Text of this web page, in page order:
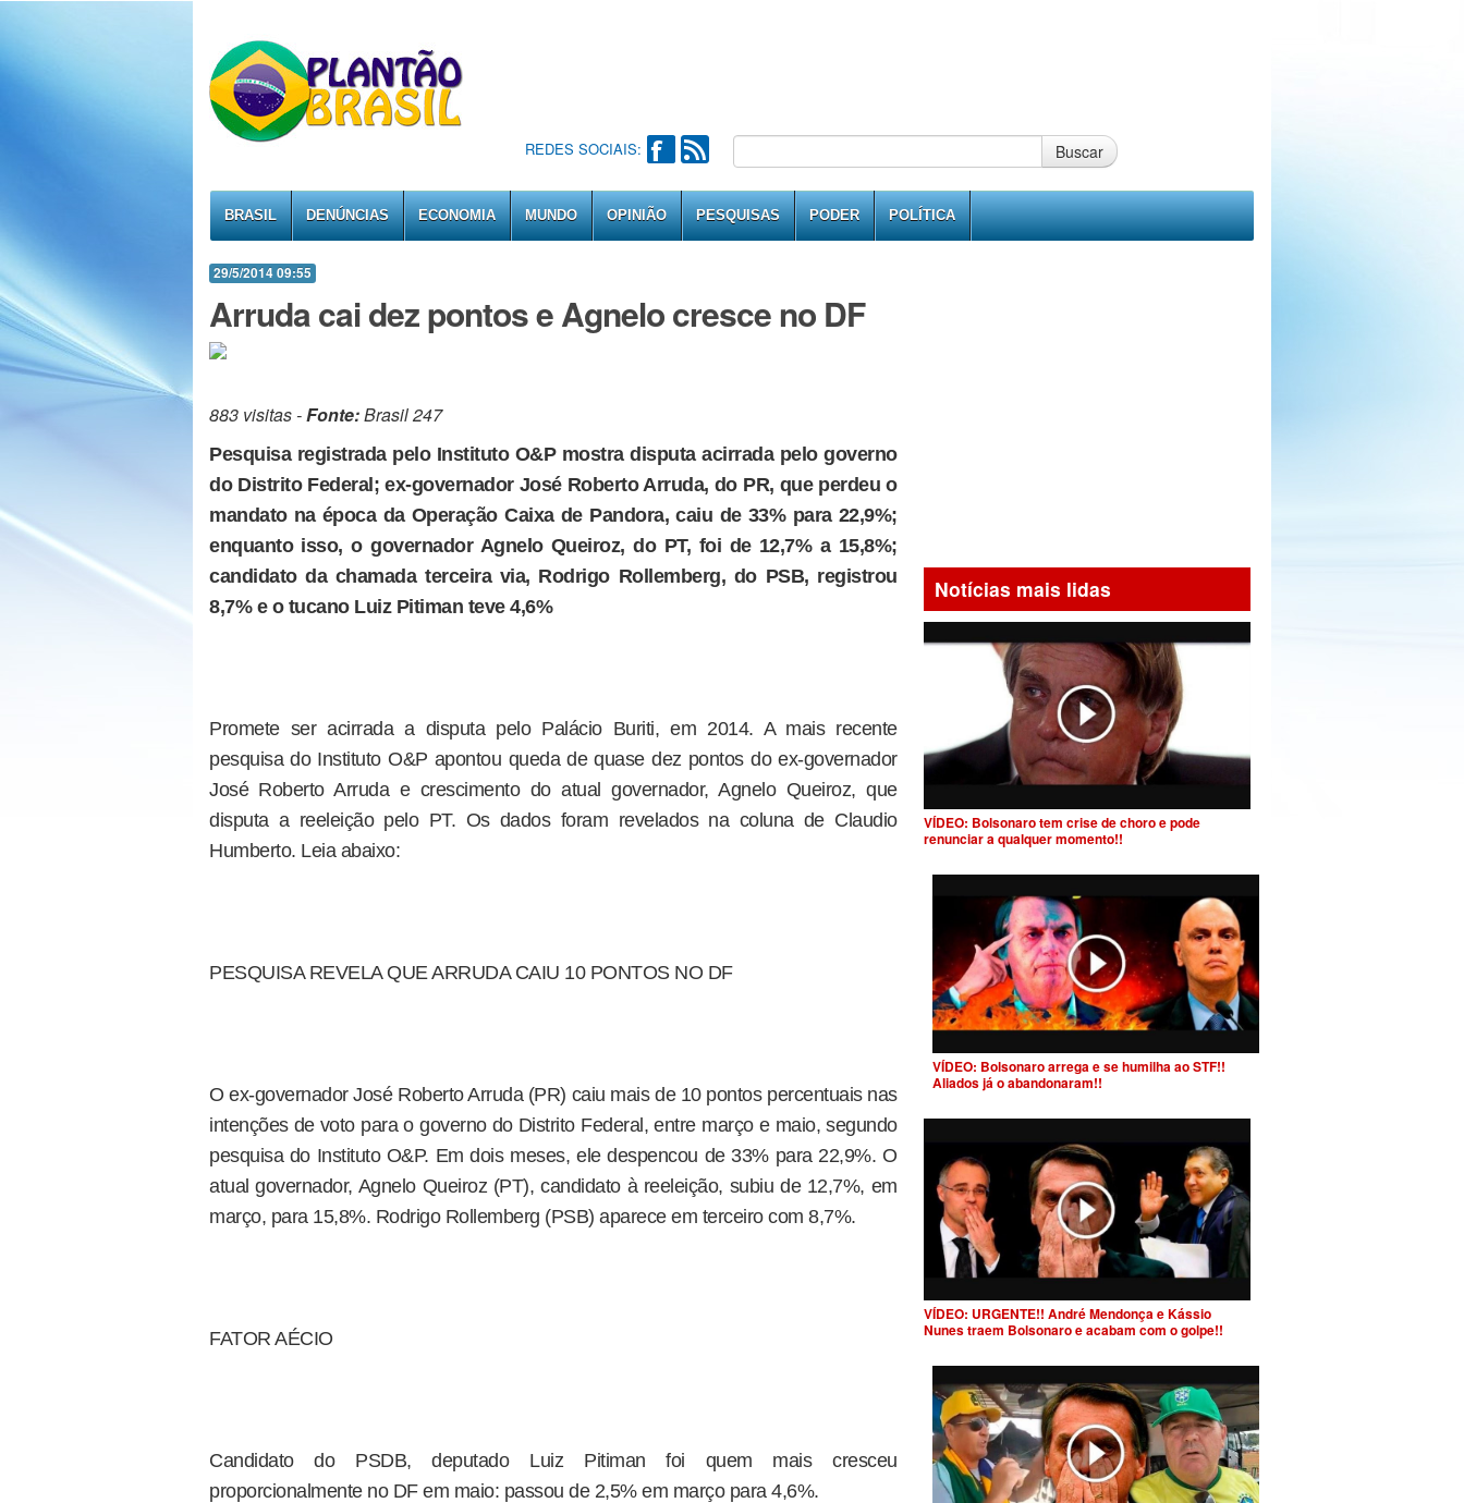
REDES SOCIAIS: Buscar
BRASIL DENÚNCIAS ECONOMIA MUNDO OPINIÃO PESQUISAS PODER POLÍTICA
29/5/2014 09:55
Arruda cai dez pontos e Agnelo cresce no DF
883 visitas -Fonte:Brasil 247
Pesquisa registrada pelo Instituto O&P mostra disputa acirrada pelo governo
do Distrito Federal; ex-governador José Roberto Arruda, do PR, que perdeu o
mandato na época da Operação Caixa de Pandora, caiu de 33% para 22,9%;
enquanto isso, o governador Agnelo Queiroz, do PT, foi de 12,7% a 15,8%;
candidato da chamada terceira via, Rodrigo Rollemberg, do PSB, registrou
8,7% e o tucano Luiz Pitiman teve 4,6%
Promete ser acirrada a disputa pelo Palácio Buriti, em 2014. A mais recente
pesquisa do Instituto O&P apontou queda de quase dez pontos do ex-governador
José Roberto Arruda e crescimento do atual governador, Agnelo Queiroz, que
disputa a reeleição pelo PT. Os dados foram revelados na coluna de Claudio
Humberto. Leia abaixo:
PESQUISA REVELA QUE ARRUDA CAIU 10 PONTOS NO DF
O ex-governador José Roberto Arruda (PR) caiu mais de 10 pontos percentuais nas
intenções de voto para o governo do Distrito Federal, entre março e maio, segundo
pesquisa do Instituto O&P. Em dois meses, ele despencou de 33% para 22,9%. O
atual governador, Agnelo Queiroz (PT), candidato à reeleição, subiu de 12,7%, em
março, para 15,8%. Rodrigo Rollemberg (PSB) aparece em terceiro com 8,7%.
FATOR AÉCIO
Candidato do PSDB, deputado Luiz Pitiman foi quem mais cresceu
proporcionalmente no DF em maio: passou de 2,5% em março para 4,6%.
Notícias mais lidas
VÍDEO: Bolsonaro tem crise de choro e pode
renunciar a qualquer momento!!
VÍDEO: Bolsonaro arrega e se humilha ao STF!!
Aliados já o abandonaram!!
VÍDEO: URGENTE!! André Mendonça e Kássio
Nunes traem Bolsonaro e acabam com o golpe!!